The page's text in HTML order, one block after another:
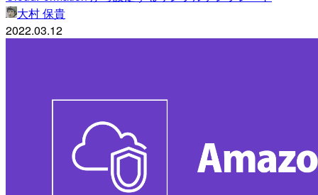
大村 保貴
2022.03.12